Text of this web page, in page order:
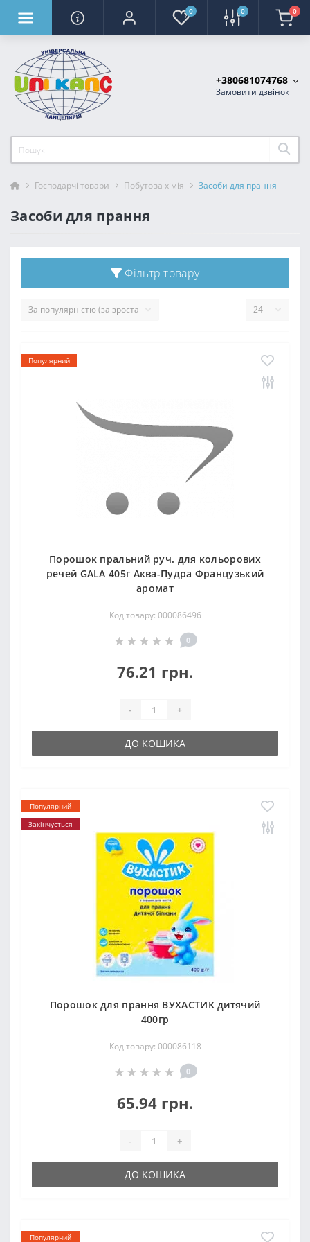
0 0 0
+380681074768
Замовити дзвінок
Господарчі товари Побутова хімія Засоби для прання
Засоби для прання
Фільтр товару
Популярний
Порошок пральний руч. для кольорових
речей GALA 405г Аква-Пудра Французький
аромат
Код товару: 000086496
0
76.21 грн.
- +
ДО КОШИКА
Популярний
Закінчується
Порошок для прання ВУХАСТИК дитячий
400гр
Код товару: 000086118
0
65.94 грн.
- +
ДО КОШИКА
Популярний